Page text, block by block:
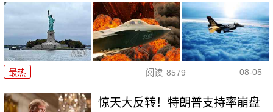
最热 阅读 8579 08-05
惊天大反转！特朗普支持率崩盘